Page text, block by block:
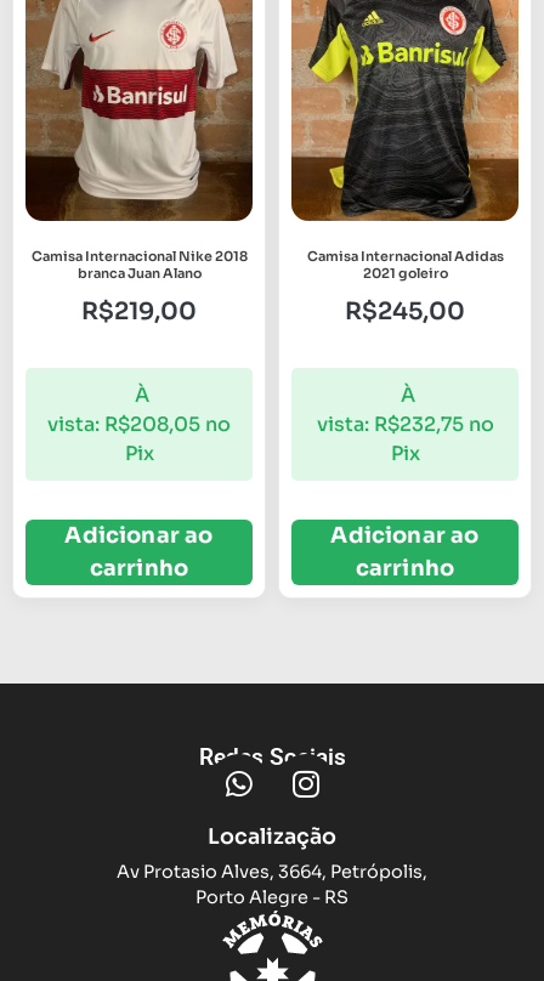
Camisa Internacional Nike 2018
branca Juan Alano
R$219,00
À
vista: R$208,05 no
Pix
Adicionar ao
carrinho
Camisa Internacional Adidas
2021 goleiro
R$245,00
À
vista: R$232,75 no
Pix
Adicionar ao
carrinho
Redes Sociais
Localização
Av Protasio Alves, 3664, Petrópolis,
Porto Alegre - RS